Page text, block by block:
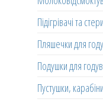
Підігрівачі та
Пляшечки для
Подушки для
Пустушки, карабіни